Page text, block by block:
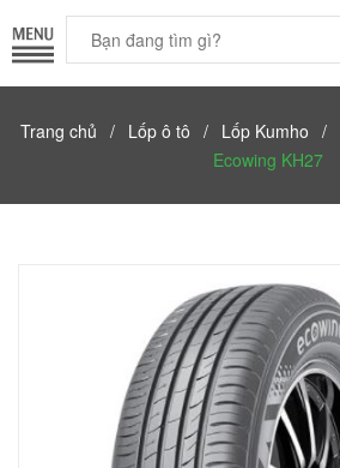
Trang chủ / Lốp ô tô / Lốp Kumho /
Ecowing KH27